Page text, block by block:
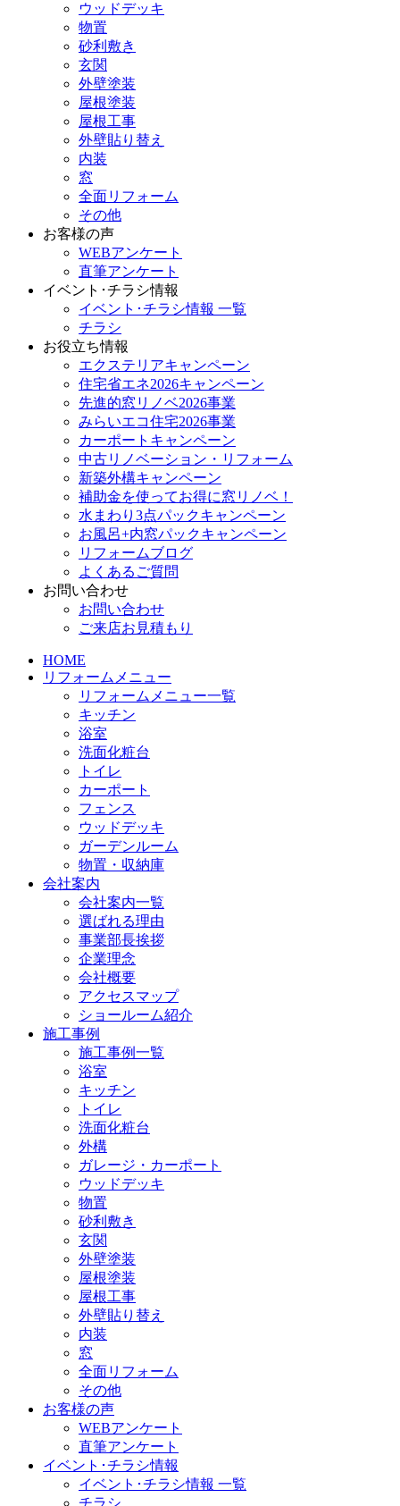
ウッドデッキ
物置
砂利敷き
玄関
外壁塗装
屋根塗装
屋根工事
外壁貼り替え
内装
窓
全面リフォーム
その他
お客様の声
WEBアンケート
直筆アンケート
イベント･チラシ情報
イベント･チラシ情報 一覧
チラシ
お役立ち情報
エクステリアキャンペーン
住宅省エネ2026キャンペーン
先進的窓リノベ2026事業
みらいエコ住宅2026事業
カーポートキャンペーン
中古リノベーション・リフォーム
新築外構キャンペーン
補助金を使ってお得に窓リノベ！
水まわり3点パックキャンペーン
お風呂+内窓パックキャンペーン
リフォームブログ
よくあるご質問
お問い合わせ
お問い合わせ
ご来店お見積もり
HOME
リフォームメニュー
リフォームメニュー一覧
キッチン
浴室
洗面化粧台
トイレ
カーポート
フェンス
ウッドデッキ
ガーデンルーム
物置・収納庫
会社案内
会社案内一覧
選ばれる理由
事業部長挨拶
企業理念
会社概要
アクセスマップ
ショールーム紹介
施工事例
施工事例一覧
浴室
キッチン
トイレ
洗面化粧台
外構
ガレージ・カーポート
ウッドデッキ
物置
砂利敷き
玄関
外壁塗装
屋根塗装
屋根工事
外壁貼り替え
内装
窓
全面リフォーム
その他
お客様の声
WEBアンケート
直筆アンケート
イベント･チラシ情報
イベント･チラシ情報 一覧